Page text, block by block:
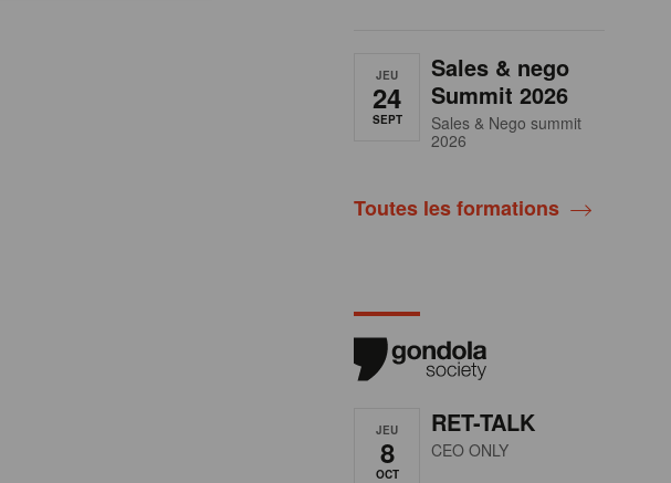
JEU
24
SEPT
Sales & nego
Summit 2026
Sales & Nego summit
2026
Toutes les formations
JEU
8
OCT
RET-TALK
CEO ONLY